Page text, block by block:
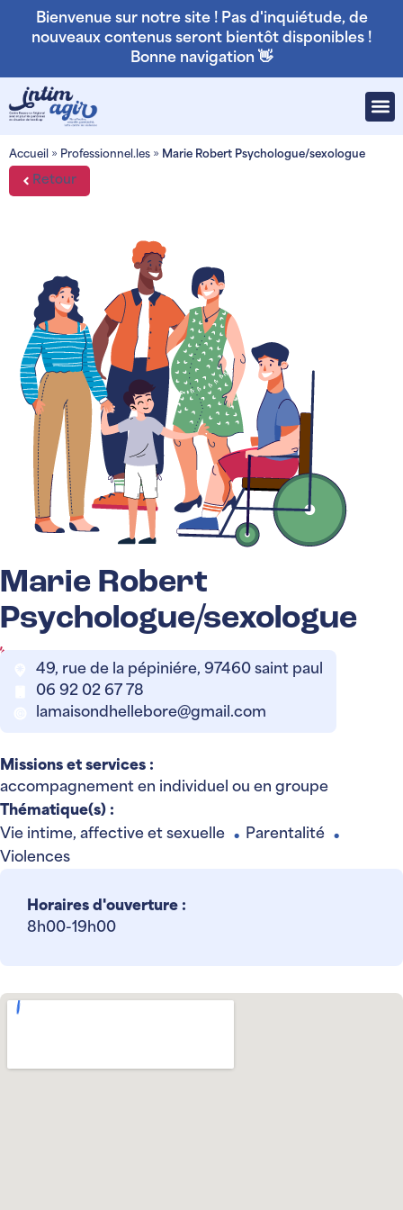
Bienvenue sur notre site ! Pas d'inquiétude, de
nouveaux contenus seront bientôt disponibles !
Bonne navigation 👋
Accueil » Professionnel.les » Marie Robert Psychologue/sexologue
Retour
Marie Robert
Psychologue/sexologue
49, rue de la pépiniére, 97460 saint paul
06 92 02 67 78
lamaisondhellebore@gmail.com
Missions et services :
accompagnement en individuel ou en groupe
Thématique(s) :
Vie intime, affective et sexuelle
● Parentalité ●
Violences
Horaires d'ouverture :
8h00-19h00